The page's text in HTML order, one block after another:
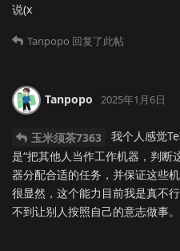
说(x
Tanpopo 回复了此帖
Tanpopo 2025年1月6日
玉米须茶7363
我个人感觉
是“把其他人当作工作机器，判
器分配合适的任务，并保证这些
很显然，这个能力目前我是真不
不到让别人按照自己的意志做事。